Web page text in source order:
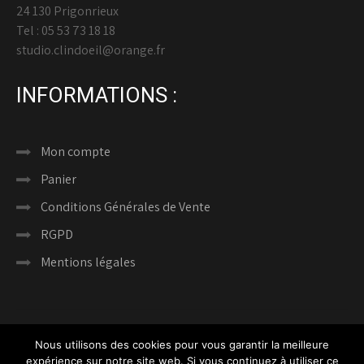
24 130 Prigonrieux
Tel : 05 53 73 18 18
studio.clindoeil@orange.fr
INFORMATIONS :
Mon compte
Panier
Conditions Générales de Vente
RGPD
Mentions légales
Nous utilisons des cookies pour vous garantir la meilleure
expérience sur notre site web. Si vous continuez à utiliser ce